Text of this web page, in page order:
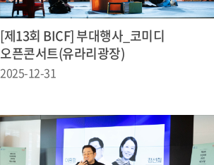
[제13회 BICF] 부대행사_코미디
오픈콘서트(유라리광장)
2025-12-31